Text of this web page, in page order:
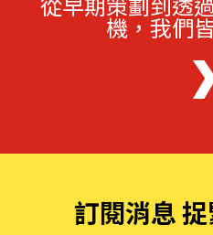
機，我們
訂閱消息